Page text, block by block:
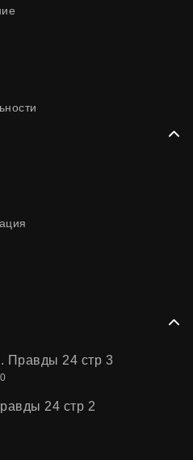
Правды 24 стр 3
24 стр 2